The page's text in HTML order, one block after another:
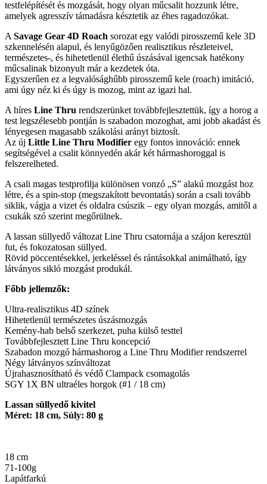
testfelépítését és mozgását, hogy olyan műcsalit hozzunk létre,
amelyek agresszív támadásra késztetik az éhes ragadozókat.
A Savage Gear 4D Roach sorozat egy valódi pirosszemű kele 3D
szkennelésén alapul, és lenyűgözően realisztikus részleteivel,
természetes-, és hihetetlenül élethű úszásával igencsak hatékony
műcsalinak bizonyult már a kezdetek óta.
Egyszerűen ez a legvalósághűbb pirosszemű kele (roach) imitáció,
ami úgy néz ki és úgy is mozog, mint az igazi hal.
A híres Line Thru rendszerünket továbbfejlesztettük, így a horog a
test legszélesebb pontján is szabadon mozoghat, ami jobb akadást és
lényegesen magasabb szákolási arányt biztosít.
Az új Little Line Thru Modifier egy fontos innováció: ennek
segítségével a csalit könnyedén akár két hármashoroggal is
felszerelheted.
A csali magas testprofilja különösen vonzó „S” alakú mozgást hoz
létre, és a spin-stop (megszakított bevontatás) során a csali tovább
siklik, vágja a vizet és oldalra csúszik – egy olyan mozgás, amitől a
csukák szó szerint megőrülnek.
A lassan süllyedő változat Line Thru csatornája a szájon keresztül
fut, és fokozatosan süllyed.
Rövid pöccentésekkel, jerkeléssel és rántásokkal animálható, így
látványos sikló mozgást produkál.
Főbb jellemzők:
Ultra-realisztikus 4D színek
Hihetetlenül természetes úszásmozgás
Kemény-hab belső szerkezet, puha külső testtel
Továbbfejlesztett Line Thru koncepció
Szabadon mozgó hármashorog a Line Thru Modifier rendszerrel
Négy látványos színváltozat
Újrahasznosítható és védő Clampack csomagolás
SGY 1X BN ultraéles horgok (#1 / 18 cm)
Lassan süllyedő kivitel
Méret: 18 cm, Súly: 80 g
18 cm
71-100g
Lapátfarkú